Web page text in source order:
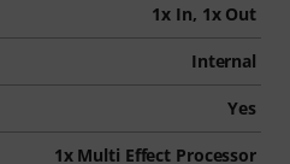
1x In, 1x Out
Internal
Yes
1x Multi Effect Processor